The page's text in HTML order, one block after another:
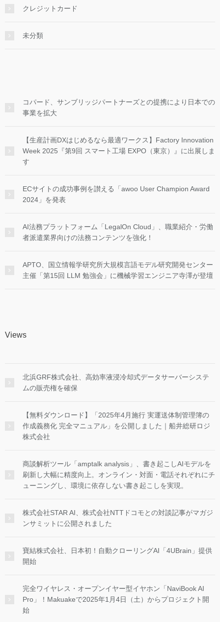
クレジットカード
未分類
コパード、サンブリッジパートナーズとの提携により日本での
事業を拡大
【生産計画DXはじめるなら最適ワークス】Factory Innovation
Week 2025『第9回 スマート工場 EXPO（東京）』に出展しま
す
ECサイトの成功事例を讃える「awoo User Champion Award
2024」を発表
AI法務プラットフォーム「LegalOn Cloud」、職業紹介・労働
者派遣業界向けの法務コンテンツを強化！
APTO、国立情報学研究所大規模言語モデル研究開発センター
主催「第15回 LLM 勉強会」に機械学習エンジニア寺澤が登壇
Views
北浜GRF株式会社、高効率液浸冷却式データサーバーシステ
ムの販売権を確保
【無料ダウンロード】「2025年4月施行 実運送体制管理簿の
作成義務化 完全マニュアル」を公開しました｜船井総研ロジ
株式会社
商談解析ツール「amptalk analysis」、書き起こしAIモデルを
刷新し大幅に精度向上。オンライン・対面・電話それぞれにチ
ューニングし、環境に依存しない書き起こしを実現。
株式会社STAR AI、株式会社NTTドコモとの対談記事がマガジ
ンサミットに公開されました
寶結株式会社、日本初！自動クローリングAI「4UBrain」提供
開始
完全ワイヤレス・オープンイヤー型イヤホン「NaviBook AI
Pro」！Makuakeで2025年1月4日（土）からプロジェクト開
始